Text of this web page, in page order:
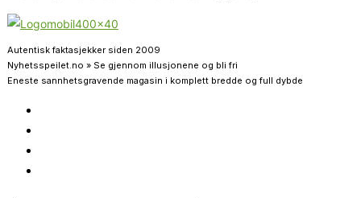
Autentisk faktasjekker siden 2009
Nyhetsspeilet.no » Se gjennom illusjonene og bli fri
Eneste sannhetsgravende magasin i komplett bredde og full dybde